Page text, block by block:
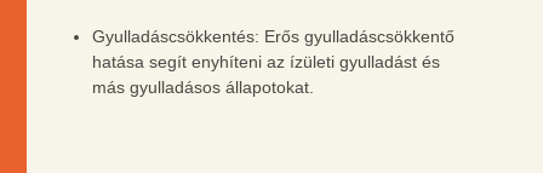
Gyulladáscsökkentés: Erős gyulladáscsökkentő
hatása segít enyhíteni az ízületi gyulladást és
más gyulladásos állapotokat.